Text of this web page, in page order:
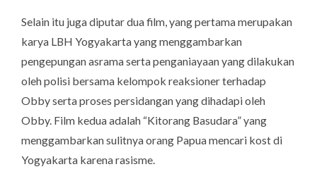
Selain itu juga diputar dua film, yang pertama merupakan
karya LBH Yogyakarta yang menggambarkan
pengepungan asrama serta penganiayaan yang dilakukan
oleh polisi bersama kelompok reaksioner terhadap
Obby serta proses persidangan yang dihadapi oleh
Obby. Film kedua adalah “Kitorang Basudara” yang
menggambarkan sulitnya orang Papua mencari kost di
Yogyakarta karena rasisme.